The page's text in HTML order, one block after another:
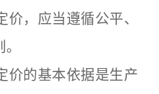
，应当遵循公平、
价的基本依据是生产